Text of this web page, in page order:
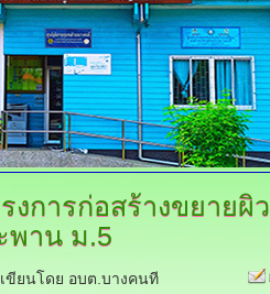
งการก่อสร้างขยายผิว
พาน ม.5
เขียนโดย อบต.บางคนที